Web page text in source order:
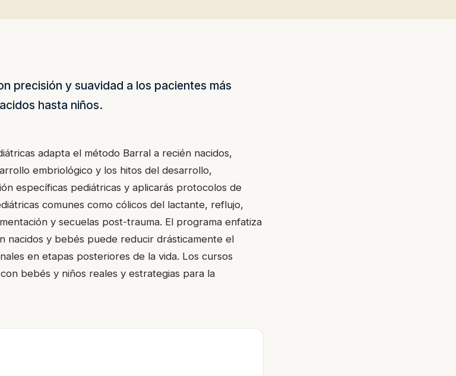
precisión y suavidad a los pacientes más
hasta niños.
adapta el método Barral a recién nacidos,
embriológico y los hitos del desarrollo,
específicas pediátricas y aplicarás protocolos de
comunes como cólicos del lactante, reflujo,
y secuelas post-trauma. El programa enfatiza
nacidos y bebés puede reducir drásticamente el
en etapas posteriores de la vida. Los cursos
bebés y niños reales y estrategias para la